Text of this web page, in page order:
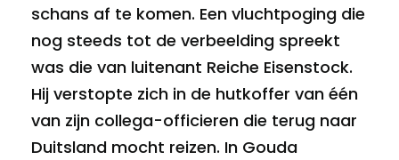
schans af te komen. Een vluchtpoging die
nog steeds tot de verbeelding spreekt
was die van luitenant Reiche Eisenstock.
Hij verstopte zich in de hutkoffer van één
van zijn collega-officieren die terug naar
Duitsland mocht reizen. In Gouda